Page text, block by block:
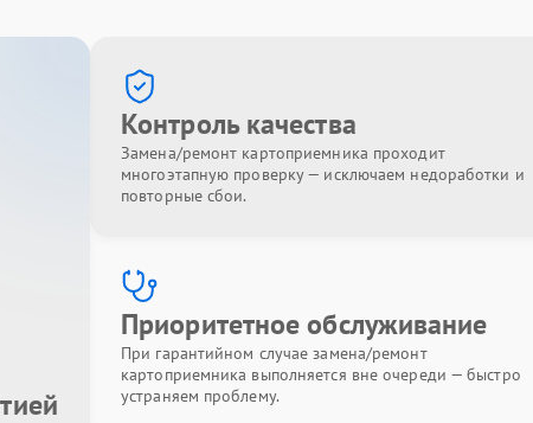
Контроль качества
Замена/ремонт картоприемника проходит
многоэтапную проверку — исключаем недоработки и
повторные сбои.
Приоритетное обслуживание
При гарантийном случае замена/ремонт
картоприемника выполняется вне очереди — быстро
устраняем проблему.